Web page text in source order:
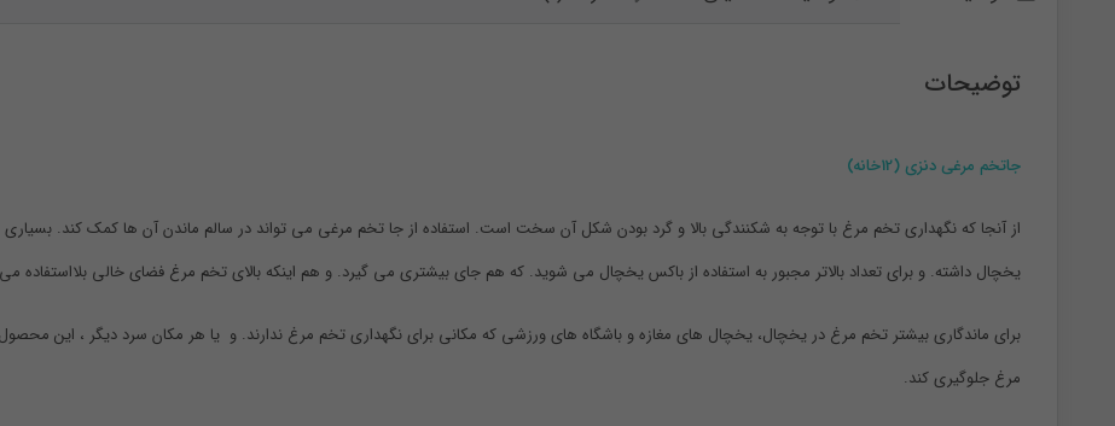
توضیحات
جاتخم مرغی دنزی (12خانه)
یخچال داشته. و برای تعداد بالاتر مجبور به استفاده از باکس یخچال می شوید. که هم جای بیشتری می گیرد. و هم اینکه بالای تخم مرغ فضای خالی بلااستفاده
برای ماندگاری بیشتر تخم مرغ در یخچال، یخچال های مغازه و باشگاه های ورزشی که مکانی برای نگهداری تخم مرغ ندارند. و یا هر مکان سرد دیگر ، این
مرغ جلوگیری کند.